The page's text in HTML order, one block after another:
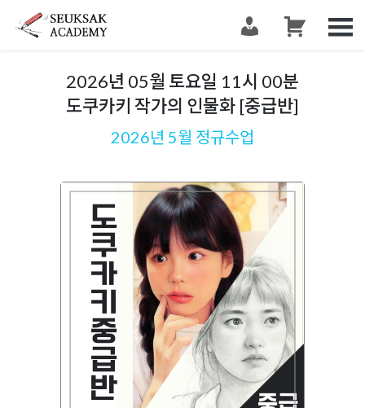
2026년 05월 토요일 11시 00분
도쿠카키 작가의 인물화 [중급반]
2026년 5월 정규수업